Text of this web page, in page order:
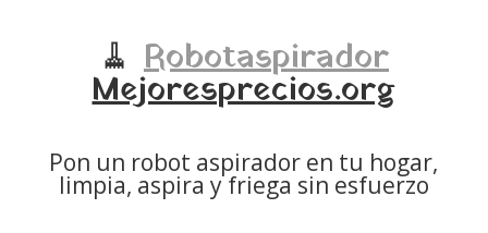
🧹 Robotaspirador
Mejoresprecios.org
Pon un robot aspirador en tu hogar,
limpia, aspira y friega sin esfuerzo